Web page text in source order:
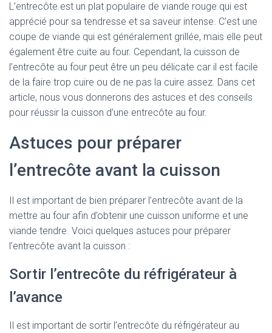
L’entrecôte est un plat populaire de viande rouge qui est
apprécié pour sa tendresse et sa saveur intense. C’est une
coupe de viande qui est généralement grillée, mais elle peut
également être cuite au four. Cependant, la cuisson de
l’entrecôte au four peut être un peu délicate car il est facile
de la faire trop cuire ou de ne pas la cuire assez. Dans cet
article, nous vous donnerons des astuces et des conseils
pour réussir la cuisson d’une entrecôte au four.
Astuces pour préparer
l’entrecôte avant la cuisson
Il est important de bien préparer l’entrecôte avant de la
mettre au four afin d’obtenir une cuisson uniforme et une
viande tendre. Voici quelques astuces pour préparer
l’entrecôte avant la cuisson :
Sortir l’entrecôte du réfrigérateur à
l’avance
Il est important de sortir l’entrecôte du réfrigérateur au